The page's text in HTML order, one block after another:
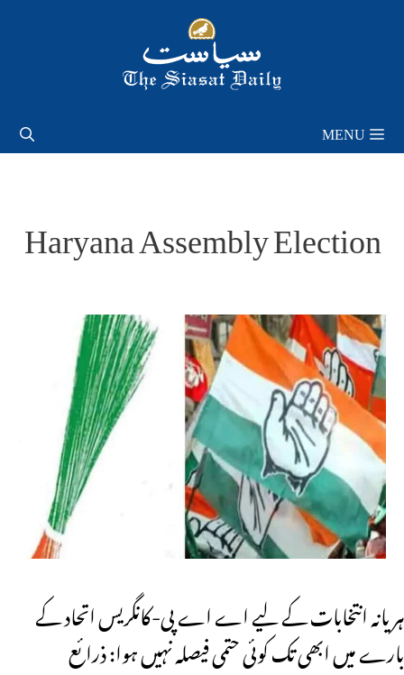
MENU
Haryana Assembly Election
ہریانہ انتخابات کے لیے اے اے پی-کانگریس اتحاد کے
بارے میں ابھی تک کوئی حتمی فیصلہ نہیں ہوا: ذرائع